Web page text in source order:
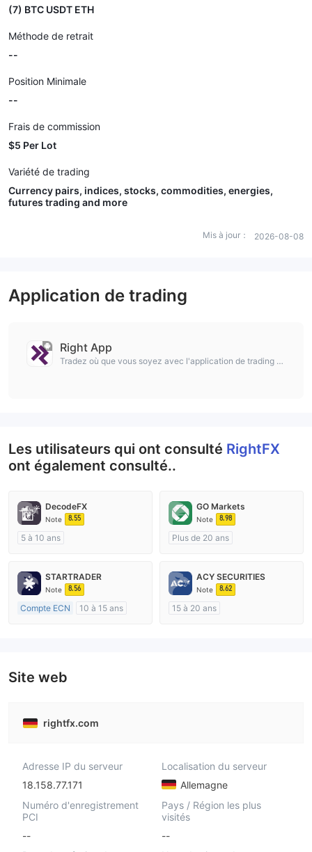
(7) BTC USDT ETH
Méthode de retrait
--
Position Minimale
--
Frais de commission
$5 Per Lot
Variété de trading
Currency pairs, indices, stocks, commodities, energies,
futures trading and more
Mis à jour： 2026-08-08
Application de trading
Right App
Tradez où que vous soyez avec l'application de trading a
Les utilisateurs qui ont consulté RightFX
ont également consulté..
DecodeFX
Note 8.55
5 à 10 ans
Market Making (MM)
Etiquette principale MT4
GO Markets
Note 8.98
Plus de 20 ans
Market Making (MM)
cTrader
STARTRADER
Note 8.56
Compte ECN
10 à 15 ans
ACY SECURITIES
Note 8.62
15 à 20 ans
Site web
rightfx.com
Adresse IP du serveur
18.158.77.171
Localisation du serveur
Allemagne
Numéro d'enregistrement
PCI
--
Pays / Région les plus
visités
--